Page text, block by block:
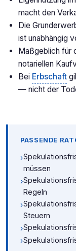
macht den
Die
ist unabhängig
Maßgeblich für
notariellen
Bei Erbschaft
— nicht der
PASSENDE
›
müssen
›
Regeln
›
Steuern
›
›